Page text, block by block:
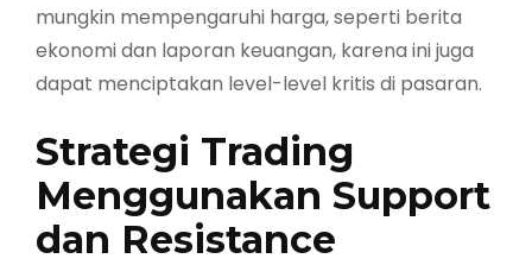
mungkin mempengaruhi harga, seperti berita
ekonomi dan laporan keuangan, karena ini juga
dapat menciptakan level-level kritis di pasaran.
Strategi Trading
Menggunakan Support
dan Resistance